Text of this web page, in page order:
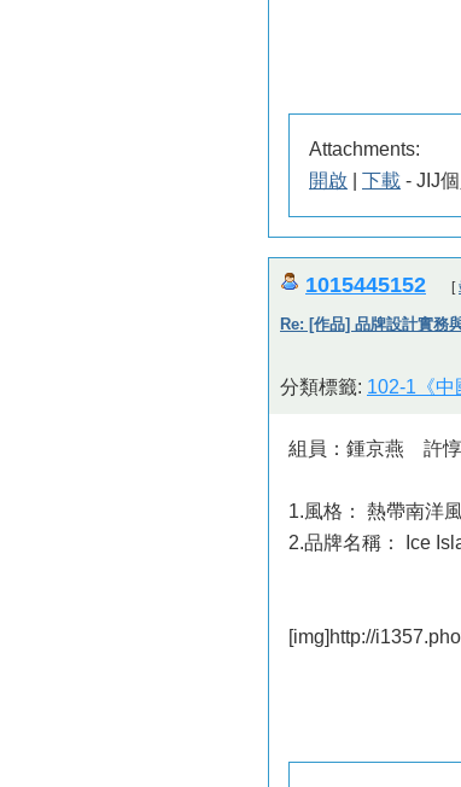
Attachments:
開啟
下載 - JIJ
1015445152 [
Re: [作品] 品牌設計實務
分類標籤: 102-1《中
組員：鍾京燕 許
1.風格： 熱帶南洋
2.品牌名稱： Ice
[img]http://